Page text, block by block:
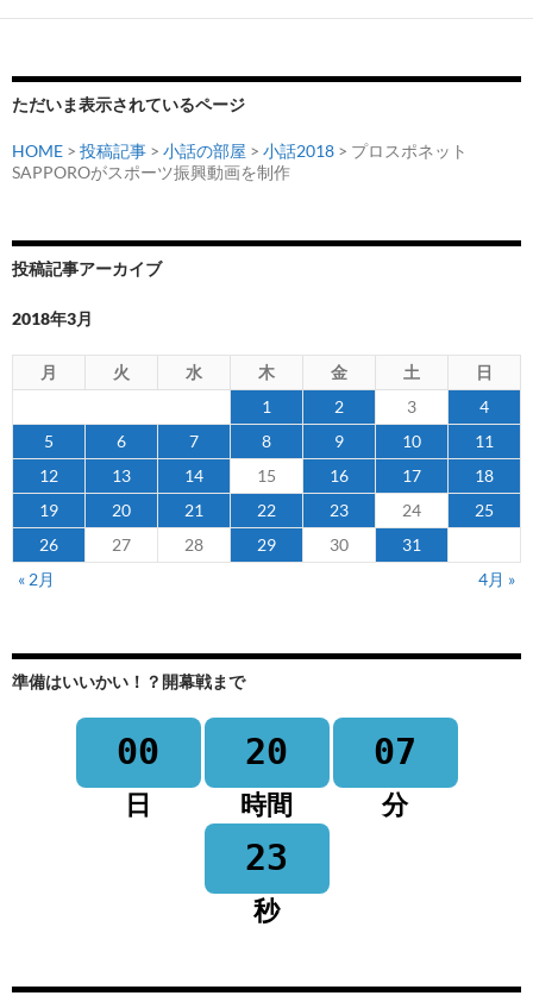
シ
ョ
ン
ただいま表示されているページ
HOME > 投稿記事 > 小話の部屋 > 小話2018 > プロスポネット
SAPPOROがスポーツ振興動画を制作
投稿記事アーカイブ
2018年3月
月 火 水 木 金 土
日
1
2 3
4
5
6 7 8 9 10
11
12
13 14 15 16 17
18
19
20 21 22 23 24
25
26
27 28 29 30
31
« 2月
4月 »
準備はいいかい！？開幕戦まで
00
日
20
時間
07
分
23
秒